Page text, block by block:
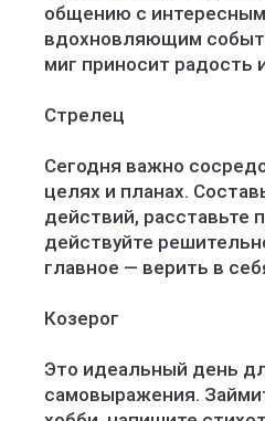
общению с
вдохновляющим
миг приносит радость
Стрелец
Сегодня важно
целях и планах.
действий, расставьте
действуйте
главное — верить в
Козерог
Это идеальный день
самовыражения.